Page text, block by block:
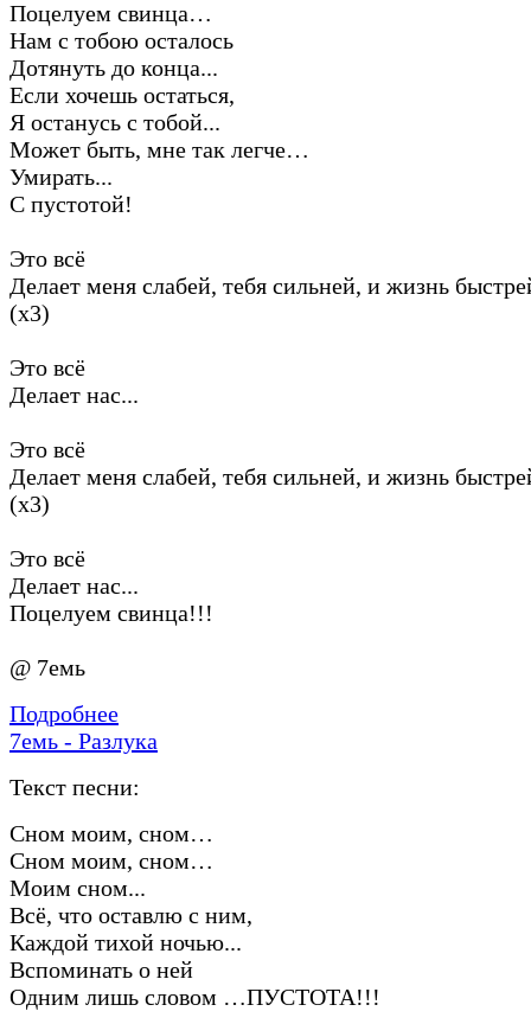
Поцелуем свинца…
Нам с тобою осталось
Дотянуть до конца...
Если хочешь остаться,
Я останусь с тобой...
Может быть, мне так легче…
Умирать...
С пустотой!
Это всё
Делает меня слабей, тебя сильней, и жизнь
(х3)
Это всё
Делает нас...
Это всё
Делает меня слабей, тебя сильней, и жизнь
(х3)
Это всё
Делает нас...
Поцелуем свинца!!!
@ 7емь
Подробнее
7емь - Разлука
Текст песни:
Сном моим, сном…
Сном моим, сном…
Моим сном...
Всё, что оставлю с ним,
Каждой тихой ночью...
Вспоминать о ней
Одним лишь словом …ПУСТОТА!!!